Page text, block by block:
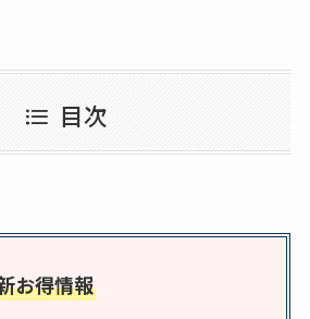
ココネシャンプー詰
てる？ドンキ・ロフ
トなど販売店や安い
アクアテクトゲルが
こ？楽天・amazonで
目次
お得情報